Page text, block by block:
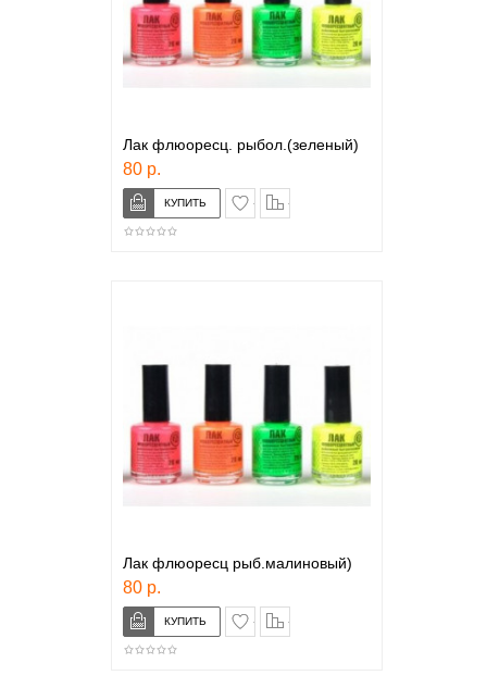
Лак флюоресц. рыбол.(зеленый)
80 р.
в закладки
Лак флюоресц рыб.малиновый)
80 р.
в закладки